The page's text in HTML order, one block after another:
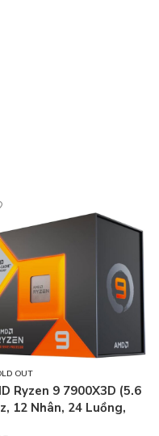
OUT
Ryzen 9 7900X3D (5.6
12 Nhân, 24 Luồng,